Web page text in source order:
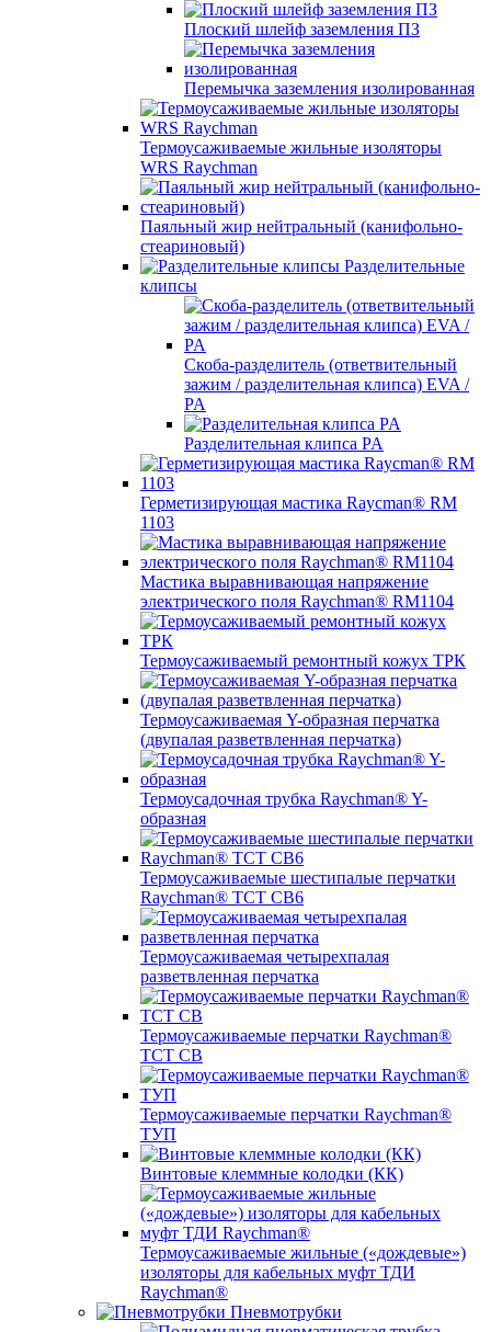
Плоский шлейф заземления ПЗ
Перемычка заземления изолированная
Термоусаживаемые жильные изоляторы
WRS Raychman
Паяльный жир нейтральный (канифольно-
стеариновый)
Разделительные
клипсы
Скоба-разделитель (ответвительный
зажим / разделительная клипса) EVA /
PA
Разделительная клипса PA
Герметизирующая мастика Raycman® RM
1103
Мастика выравнивающая напряжение
электрического поля Raychman® RM1104
Термоусаживаемый ремонтный кожух ТРК
Термоусаживаемая Y-образная перчатка
(двупалая разветвленная перчатка)
Термоусадочная трубка Raychman® Y-
образная
Термоусаживаемые шестипалые перчатки
Raychman® ТСТ СВ6
Термоусаживаемая четырехпалая
разветвленная перчатка
Термоусаживаемые перчатки Raychman®
TCT CB
Термоусаживаемые перчатки Raychman®
ТУП
Винтовые клеммные колодки (КК)
Термоусаживаемые жильные («дождевые»)
изоляторы для кабельных муфт ТДИ
Raychman®
Пневмотрубки